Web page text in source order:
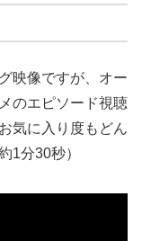
映像ですが、オー
のエピソード視聴
気に入り度もどん
1分30秒）